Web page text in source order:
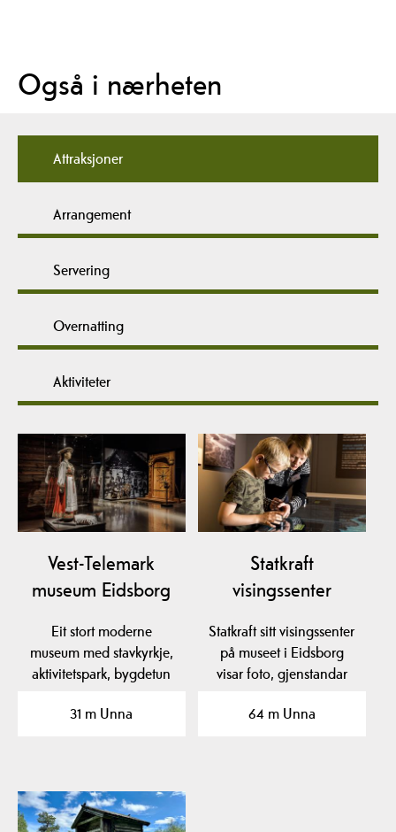
Også i nærheten
Attraksjoner
Arrangement
Servering
Overnatting
Aktiviteter
Vest-Telemark
museum Eidsborg
Eit stort moderne
museum med stavkyrkje,
aktivitetspark, bygdetun
31 m Unna
Statkraft
visingssenter
Statkraft sitt visingssenter
på museet i Eidsborg
visar foto, gjenstandar
64 m Unna